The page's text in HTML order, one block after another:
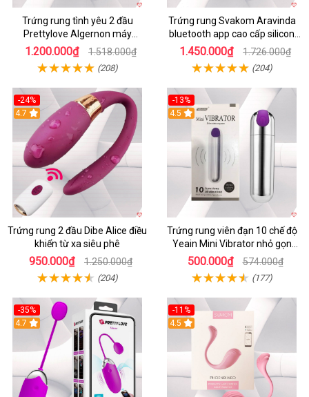
Trứng rung tình yêu 2 đầu
Prettylove Algernon máy
massage điểm G không dây
1.200.000₫ 1.518.000₫
(208)
Trứng rung Svakom Aravinda
bluetooth app cao cấp silicon
mềm
1.450.000₫ 1.726.000₫
(204)
-24%
4.7
Trứng rung 2 đầu Dibe Alice điều
khiển từ xa siêu phê
950.000₫ 1.250.000₫
(204)
-13%
4.5
Trứng rung viên đạn 10 chế độ
Yeain Mini Vibrator nhỏ gọn
sành điệu
500.000₫ 574.000₫
(177)
-35%
4.7
-11%
4.5